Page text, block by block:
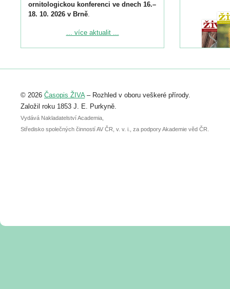
ornitologickou konferenci ve dnech 16.–
18. 10. 2026 v Brně.
Podrobnější informace ke konferenci
Registrovat se můžete do 6. září.
abstraktu přihlášené přednášky nebo
posteru je už 30. června.
... více aktualit ...
© 2026 Časopis ŽIVA– Rozhled v oboru veškeré přírody.
Založil roku 1853 J. E. Purkyně.
Vydává Nakladatelství Academia,
Středisko společných činností AV ČR, v. v. i., za podpory Akademie věd ČR.